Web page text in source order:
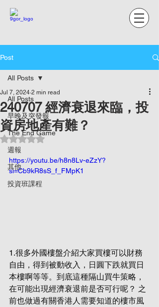
Post
All Posts
早晚及突發報
The End Game
週報
其他
投資班課程
All Posts
240707 經濟衰退來臨，投
資房地產有難？
Jul 7, 2024 2 min read
Rated NaN out of 5 stars.
https://youtu.be/h8n8Lv-eZzY?
si=Cb9kR8sS_f_FMpK1
1.很多外國樓盤介紹大家買樓可以財務
自由，得到被動收入，日圓下跌就買日
本樓啊等等。到底這種隔山買牛策略，
在可能出現經濟衰退前是否可行呢？ 之
前也做過有關香港人需要知道的樓市風